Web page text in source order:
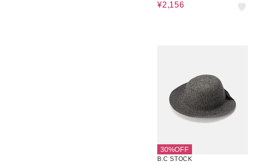
¥2,156
30%OFF
B.C STOCK